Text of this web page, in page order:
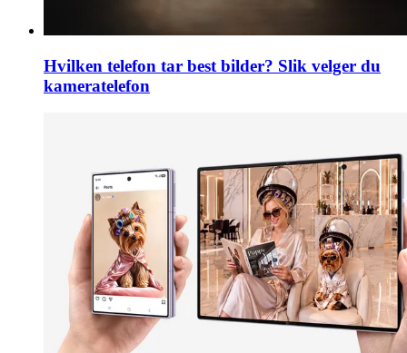
Hvilken telefon tar best bilder? Slik velger du
kameratelefon